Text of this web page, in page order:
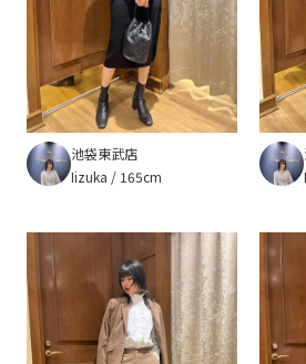
池袋東武店
Iizuka
165cm